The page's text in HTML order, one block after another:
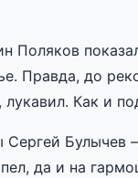
Поляков
Правда, до
Как и
да и на